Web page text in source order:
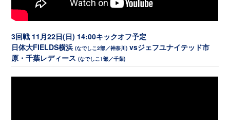
3回戦 11月22日(日) 14:00キックオフ予定
日体大FIELDS横浜(なでしこ2部／神奈川) vsジェフユナイテッド市
原・千葉レディース(なでしこ1部／千葉)